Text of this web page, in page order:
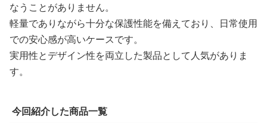
なうことがありません。
軽量でありながら十分な保護性能を備えており、日常使用
での安心感が高いケースです。
実用性とデザイン性を両立した製品として人気がありま
す。
今回紹介した商品一覧